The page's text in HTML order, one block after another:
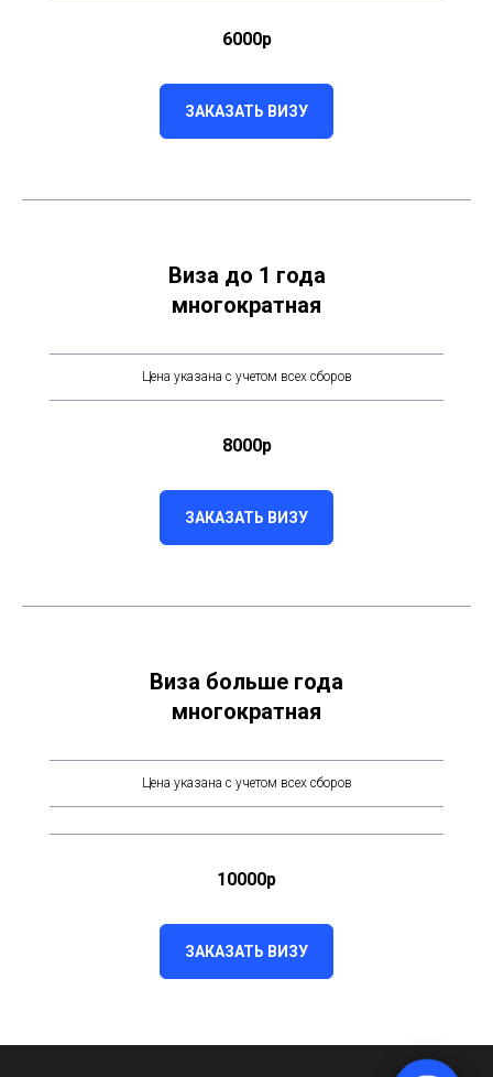
6000р
ЗАКАЗАТЬ ВИЗУ
Виза до 1 года
многократная
Цена указана с учетом всех сборов
8000р
ЗАКАЗАТЬ ВИЗУ
Виза больше года
многократная
Цена указана с учетом всех сборов
10000р
ЗАКАЗАТЬ ВИЗУ